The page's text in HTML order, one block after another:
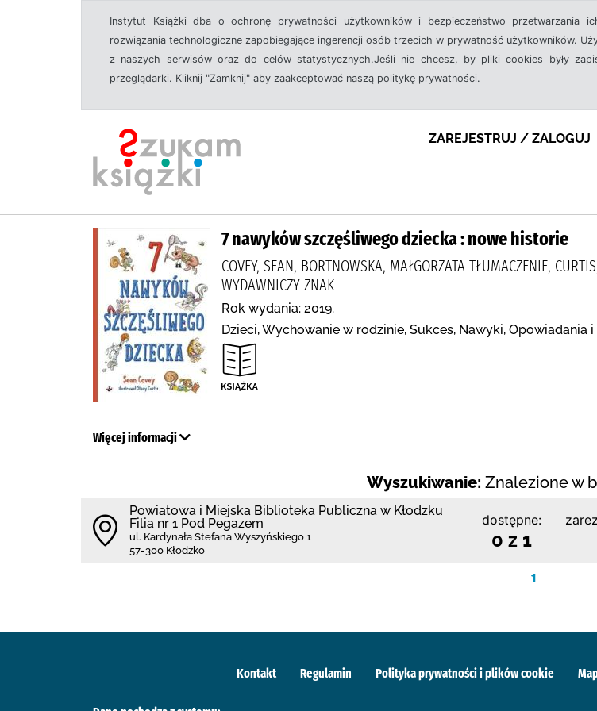
Instytut Książki dba o ochronę prywatności użytkowników i bezpieczeństwo przetwarzania
rozwiązania technologiczne zapobiegające ingerencji osób trzecich w prywatność użytkowników.
z naszych serwisów oraz do celów statystycznych.Jeśli nie chcesz, by pliki cookies były
przeglądarki. Kliknij "Zamknij" aby zaakceptować naszą politykę prywatności.
ZAREJESTRUJ / ZALOGUJ
7 nawyków szczęśliwego dziecka : nowe historie
COVEY, SEAN, BORTNOWSKA, MAŁGORZATA TŁUMACZENIE,
WYDAWNICZY ZNAK
Rok wydania: 2019.
Dzieci, Wychowanie w rodzinie, Sukces, Nawyki, Opowiadania
Więcej informacji
Wyszukiwanie: Znalezione w
Powiatowa i Miejska Biblioteka Publiczna w Kłodzku
Filia nr 1 Pod Pegazem
ul. Kardynała Stefana Wyszyńskiego 1
57-300 Kłodzko
dostępne:
0 z 1
1
Kontakt Regulamin Polityka prywatności i plików cookie